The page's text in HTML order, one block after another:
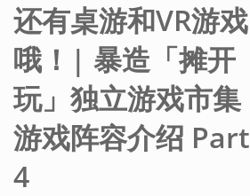
还有桌游和VR游戏
哦！| 暴造「摊开
玩」独立游戏市集
游戏阵容介绍 Part
4